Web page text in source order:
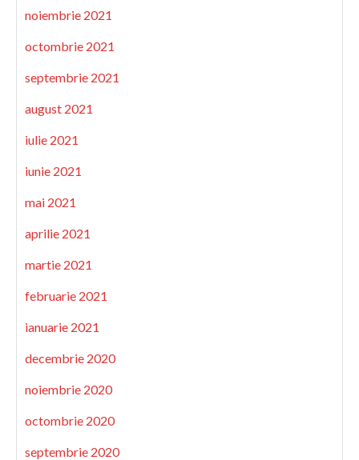
noiembrie 2021
octombrie 2021
septembrie 2021
august 2021
iulie 2021
iunie 2021
mai 2021
aprilie 2021
martie 2021
februarie 2021
ianuarie 2021
decembrie 2020
noiembrie 2020
octombrie 2020
septembrie 2020